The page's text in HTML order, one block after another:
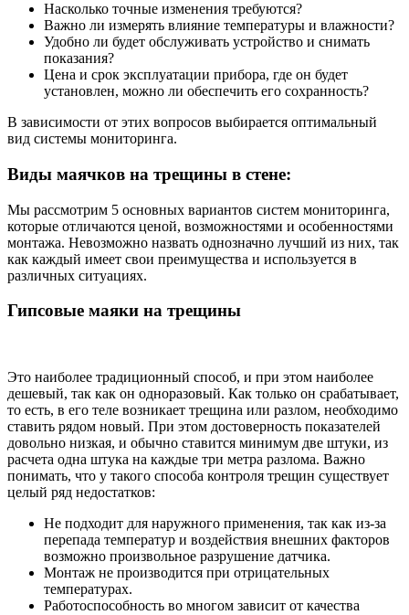
Насколько точные изменения требуются?
Важно ли измерять влияние температуры и влажности?
Удобно ли будет обслуживать устройство и снимать
показания?
Цена и срок эксплуатации прибора, где он будет
установлен, можно ли обеспечить его сохранность?
В зависимости от этих вопросов выбирается оптимальный
вид системы мониторинга.
Виды маячков на трещины в стене:
Мы рассмотрим 5 основных вариантов систем мониторинга,
которые отличаются ценой, возможностями и особенностями
монтажа. Невозможно назвать однозначно лучший из них, так
как каждый имеет свои преимущества и используется в
различных ситуациях.
Гипсовые маяки на трещины
Это наиболее традиционный способ, и при этом наиболее
дешевый, так как он одноразовый. Как только он срабатывает,
то есть, в его теле возникает трещина или разлом, необходимо
ставить рядом новый. При этом достоверность показателей
довольно низкая, и обычно ставится минимум две штуки, из
расчета одна штука на каждые три метра разлома. Важно
понимать, что у такого способа контроля трещин существует
целый ряд недостатков:
Не подходит для наружного применения, так как из-за
перепада температур и воздействия внешних факторов
возможно произвольное разрушение датчика.
Монтаж не производится при отрицательных
температурах.
Работоспособность во многом зависит от качества